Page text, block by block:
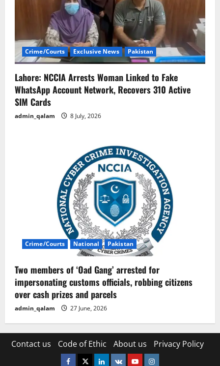
Crime/Courts Exclusive News Pakistan
Lahore: NCCIA Arrests Woman Linked to Fake
WhatsApp Account Network, Recovers 310 Active
SIM Cards
admin_qalam 8 July, 2026
Crime/Courts National Pakistan
Two members of ‘Oad Gang’ arrested for
impersonating customs officials, robbing citizens
over cash prizes and parcels
admin_qalam 27 June, 2026
Contact us Code of Ethic About us Privacy Policy
Facebook
TwitterLinkedin
VK YoutubeInstagram